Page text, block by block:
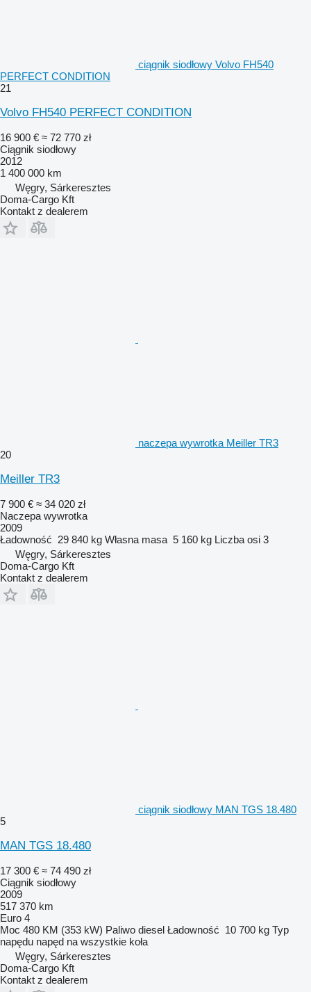
ciągnik siodłowy Volvo FH540
PERFECT CONDITION
21
Volvo FH540 PERFECT CONDITION
16 900 € ≈ 72 770 zł
Ciągnik siodłowy
2012
1 400 000 km
Węgry, Sárkeresztes
Doma-Cargo Kft
Kontakt z dealerem
naczepa wywrotka Meiller TR3
20
Meiller TR3
7 900 € ≈ 34 020 zł
Naczepa wywrotka
2009
Ładowność 29 840 kg Własna masa 5 160 kg Liczba osi 3
Węgry, Sárkeresztes
Doma-Cargo Kft
Kontakt z dealerem
ciągnik siodłowy MAN TGS 18.480
5
MAN TGS 18.480
17 300 € ≈ 74 490 zł
Ciągnik siodłowy
2009
517 370 km
Euro 4
Moc 480 KM (353 kW) Paliwo diesel Ładowność 10 700 kg Typ
napędu napęd na wszystkie koła
Węgry, Sárkeresztes
Doma-Cargo Kft
Kontakt z dealerem